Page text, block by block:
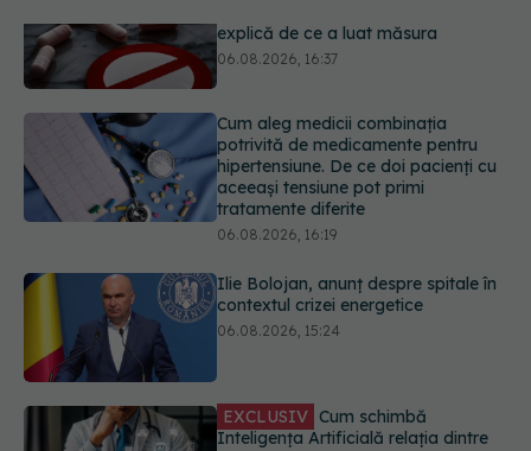
Cum aleg medicii combinația
aceeași tensiune pot primi
tratamente diferite
06.08.2026, 16:19
Ilie Bolojan, anunț despre spitale în
contextul crizei energetice
06.08.2026, 14:34